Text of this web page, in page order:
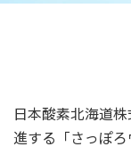
日本酸素北海道株
進する「さっぽろ